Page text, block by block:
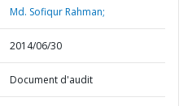
Md. Sofiqur Rahman;
2014/06/30
Document d'audit